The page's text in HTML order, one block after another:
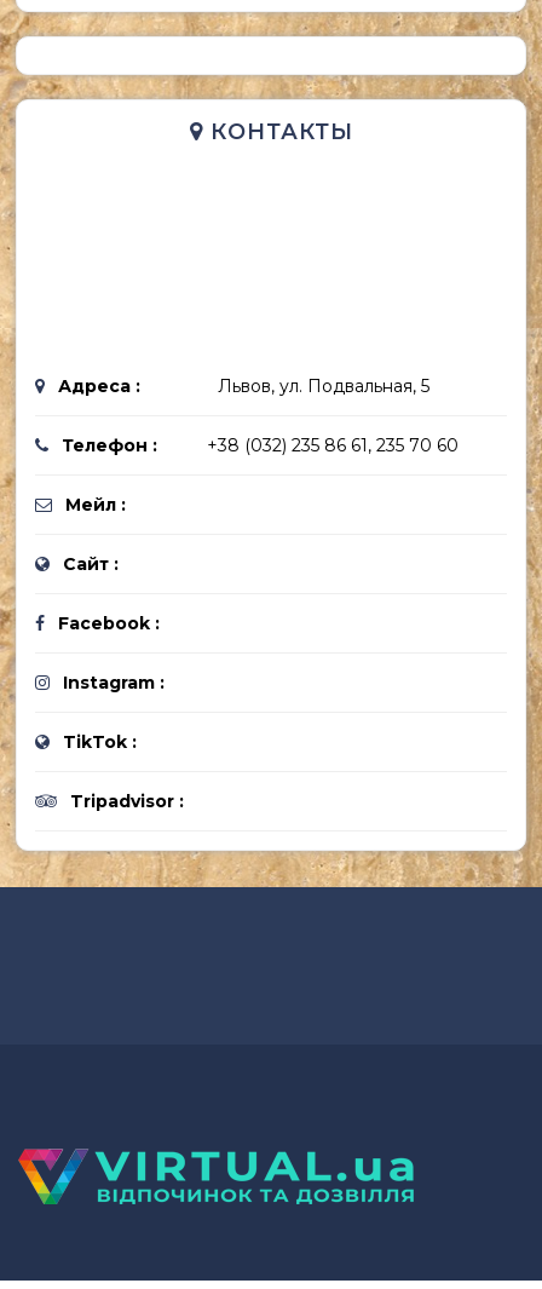
КОНТАКТЫ
Адреса : Львов, ул. Подвальная, 5
Телефон : +38 (032) 235 86 61, 235 70 60
Мейл :
Сайт :
Facebook :
Instagram :
TikTok :
Tripadvisor :